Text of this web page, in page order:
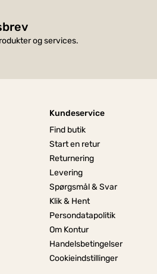
og services.
Kundeservice
Find butik
Start en retur
Returnering
Levering
Spørgsmål & Svar
Klik & Hent
Persondatapolitik
Om Kontur
Handelsbetingelser
Cookieindstillinger